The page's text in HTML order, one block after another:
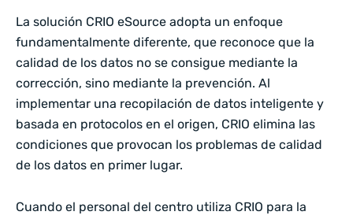
La solución CRIO eSource adopta un enfoque
fundamentalmente diferente, que reconoce que la
calidad de los datos no se consigue mediante la
corrección, sino mediante la prevención. Al
implementar una recopilación de datos inteligente y
basada en protocolos en el origen, CRIO elimina las
condiciones que provocan los problemas de calidad
de los datos en primer lugar.
Cuando el personal del centro utiliza CRIO para la